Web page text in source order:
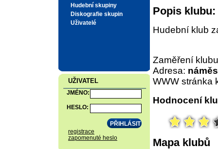
Hudební skupiny
Diskografie skupin
Uživatelé
UŽIVATEL
JMÉNO:
HESLO:
registrace
zapomenuté heslo
Popis klubu:
Hudební klub
Zaměření
Adresa:
WWW stránka
Hodnocení
Mapa klubů